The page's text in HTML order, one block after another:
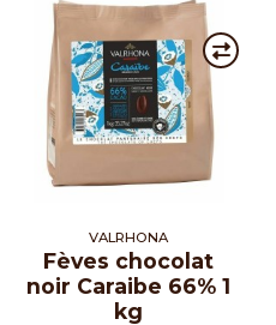
VALRHONA
Fèves chocolat
noir Caraibe 66% 1
kg